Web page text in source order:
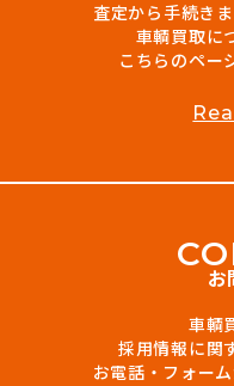
査定から手続き
車輌買取に
こちらのペー
CO
お
車輌
採用情報に関
お電話・フォー